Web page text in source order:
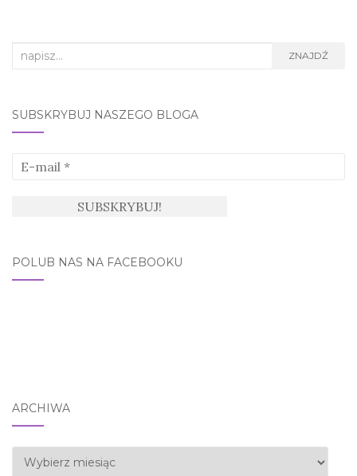
Search
ZNAJDŹ
SUBSKRYBUJ NASZEGO BLOGA
POLUB NAS NA FACEBOOKU
ARCHIWA
Archiwa